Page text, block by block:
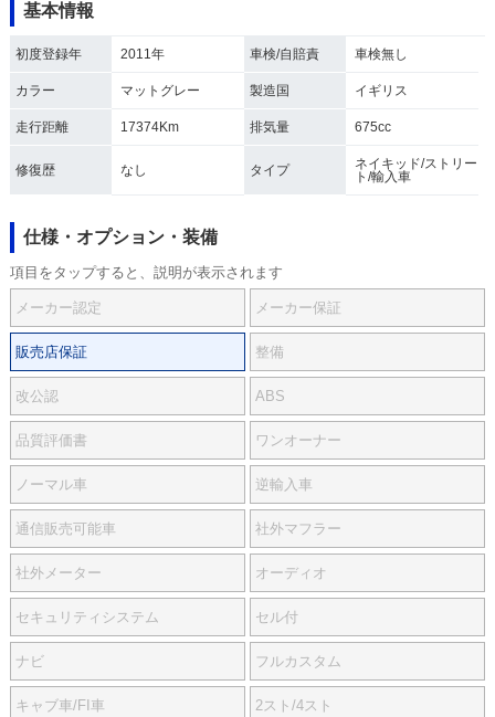
基本情報
初度登録年 2011年 車検/自賠責 車検無し
カラー マットグレー 製造国 イギリス
走行距離 17374Km 排気量 675cc
修復歴 なし タイプ
ネイキッド/ストリー
ト/輸入車
仕様・オプション・装備
項目をタップすると、説明が表示されます
メーカー認定 メーカー保証
販売店保証 整備
改公認 ABS
品質評価書 ワンオーナー
ノーマル車 逆輸入車
通信販売可能車 社外マフラー
社外メーター オーディオ
セキュリティシステム セル付
ナビ フルカスタム
キャブ車/FI車 2スト/4スト